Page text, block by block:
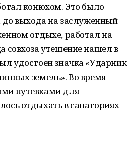
конюхом. Это было
до выхода на заслуженный
отдыхе, работал на
совхоза утешение нашел в
удостоен значка «Ударник
земель». Во время
путевками для
отдыхать в санаториях